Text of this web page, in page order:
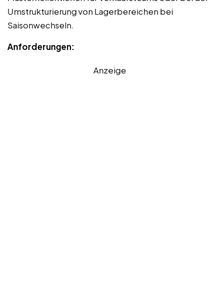
Umstrukturierung von Lagerbereichen bei
Saisonwechseln.
Anforderungen:
Anzeige